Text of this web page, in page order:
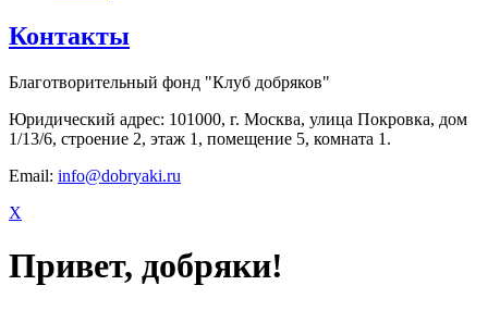
Контакты
Благотворительный фонд "Клуб добряков"
Юридический адрес: 101000, г. Москва, улица Покровка, дом
1/13/6, строение 2, этаж 1, помещение 5, комната 1.
Email: info@dobryaki.ru
X
Привет, добряки!